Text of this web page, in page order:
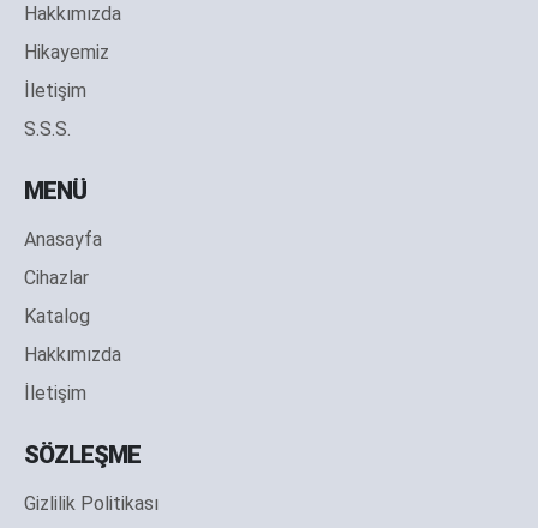
Hakkımızda
Hikayemiz
İletişim
S.S.S.
MENÜ
Anasayfa
Cihazlar
Katalog
Hakkımızda
İletişim
SÖZLEŞME
Gizlilik Politikası